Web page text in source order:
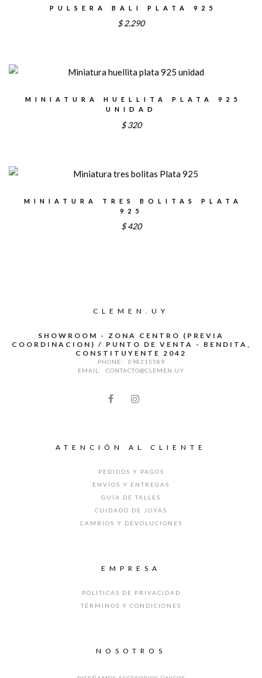
PULSERA BALI PLATA 925
$ 2.290
MINIATURA HUELLITA PLATA 925
UNIDAD
$ 320
MINIATURA TRES BOLITAS PLATA
925
$ 420
CLEMEN.UY
SHOWROOM - ZONA CENTRO (PREVIA
COORDINACION) / PUNTO DE VENTA - BENDITA,
CONSTITUYENTE 2042
PHONE:
098215589
EMAIL:
CONTACTO@CLEMEN.UY
ATENCIÓN AL CLIENTE
PEDIDOS Y PAGOS
ENVÍOS Y ENTREGAS
GUÍA DE TALLES
CUIDADO DE JOYAS
CAMBIOS Y DEVOLUCIONES
EMPRESA
POLÍTICAS DE PRIVACIDAD
TÉRMINOS Y CONDICIONES
NOSOTROS